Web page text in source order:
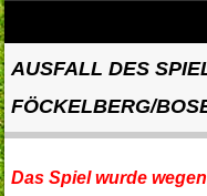
AUSFALL DES
FÖCKELBERG/
Das Spiel wurde